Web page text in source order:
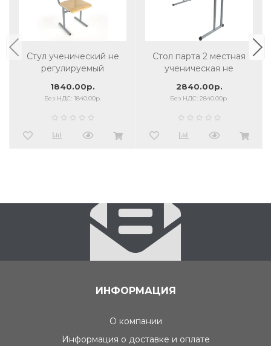
Стул ученический не
регулируемый
1840.00р.
Без НДС: 1840.00р.
Стол парта 2 местная
ученическая не
2840.00р.
Без НДС: 2840.00р.
ИНФОРМАЦИЯ
О компании
Информация о доставке и оплате